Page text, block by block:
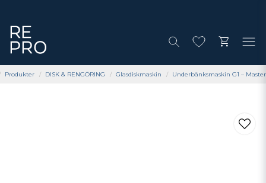
Produkter DISK & RENGÖRING Glasdiskmaskin Underbänksmaskin G1 –